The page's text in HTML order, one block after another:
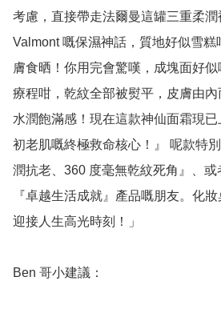
考慮，直接帶走法爾曼這罐三重柔
Valmont 嘅保濕神話，質地好似雪
膚食晒！你用完會驚嘆，成塊面好
療程咁，乾紋全部被熨平，皮膚由
水潤飽滿感！現在這款神仙面霜現
初老肌嘅終極救命核心！』 呢款特
潤抗老、360 度毫無乾紋死角』、
『卓越生活成就』產品嘅朋友。化
迎接人生高光時刻！」
Ben 哥小建議：